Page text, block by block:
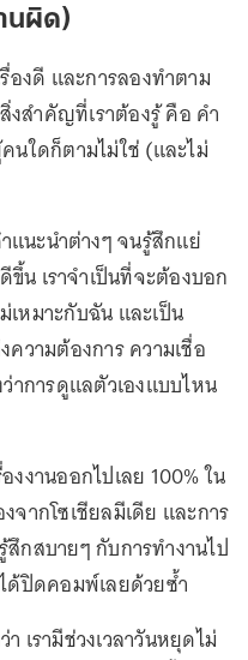
นผิด)
องดี และการลองทำตาม
งสำคัญที่เราต้องรู้ คือ คำ
นใดก็ตามไม่ใช่ (และไม่
แนะนำต่างๆ จนรู้สึกแย่
น เราจำเป็นที่จะต้องบอก
เหมาะกับฉัน และเป็น
วามต้องการ ความเชื่อ
าการดูแลตัวเองแบบไหน
งานออกไปเลย 100% ใน
ากโซเชียลมีเดีย และการ
กสบายๆ กับการทำงานไป
ด้ปิดคอมพ์เลยด้วยซ้ำ
เรามีช่วงเวลาวันหยุดไม่